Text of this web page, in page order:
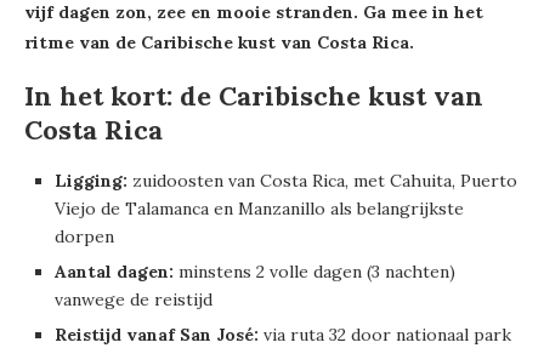
vijf dagen zon, zee en mooie stranden. Ga mee in het
ritme van de Caribische kust van Costa Rica.
In het kort: de Caribische kust van
Costa Rica
Ligging: zuidoosten van Costa Rica, met Cahuita, Puerto
Viejo de Talamanca en Manzanillo als belangrijkste
dorpen
Aantal dagen: minstens 2 volle dagen (3 nachten)
vanwege de reistijd
Reistijd vanaf San José: via ruta 32 door nationaal park